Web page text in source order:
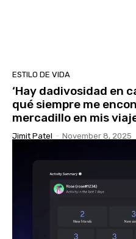
ESTILO DE VIDA
‘Hay dadivosidad en
qué siempre me
mercadillo en mis
Jimit Patel - November 8, 2025